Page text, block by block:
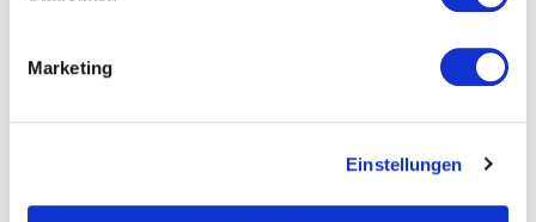
Marketing
Einstellungen